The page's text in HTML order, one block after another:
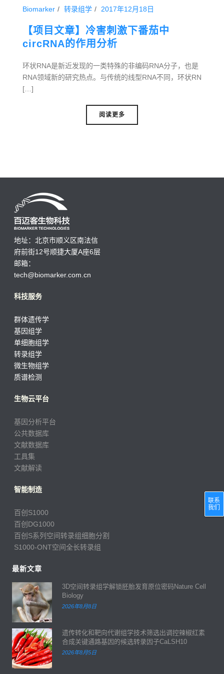
Biomarker 转录组学 2017年12月18日
【项目文章】冷害刺激下番茄中
circRNA的作用分析
环状RNA是新近发现的一类特殊的非编码RNA分子，也是
RNA领域新的研究热点。与传统的线型RNA不同，环状RN
[…]
阅读更多
地址：北京市顺义区南法信
府前街12号顺捷大厦A座6层
邮箱：
tech@biomarker.com.cn
科技服务
群体遗传学
基因组学
单细胞组学
转录组学
微生物组学
质谱检测
生物云平台
基因分析平台
公共数据库
文献数据库
工具集
文献解读
智能制造
百创S1000
百创DG1000
百创S系列空间转录组细胞分割
S1000-ONT空间全长转录组
最新文章
3D空间转录组学解锁胚胎发育原位密码Nature Cell
Biology
2026年8月8日
遗传转化和靶向代谢组学技术筛选出调控辣椒红素
合成关键通路基因的候选转录因子CaLSH10
2026年8月5日
联系
我们